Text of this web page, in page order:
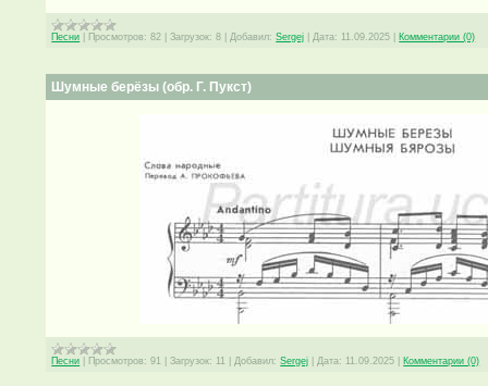
Песни Просмотров: 82 |Загрузок: 8 |Добавил: Sergej |Дата: 11.09.2025 Комментарии (0)
Шумные берёзы (обр. Г. Пукст)
Песни Просмотров: 91 |Загрузок: 11 |Добавил: Sergej |Дата: 11.09.2025 Комментарии (0)